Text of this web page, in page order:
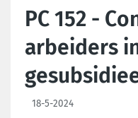
PC 152 -
arbeiders
18-5-2024